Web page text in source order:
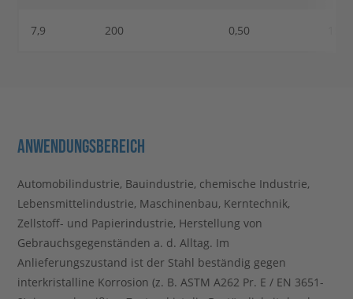
7,9 200 0,50
ANWENDUNGSBEREICH
Automobilindustrie, Bauindustrie, chemische Industrie,
Lebensmittelindustrie, Maschinenbau, Kerntechnik,
Zellstoff- und Papierindustrie, Herstellung von
Gebrauchsgegenständen a. d. Alltag. Im
Anlieferungszustand ist der Stahl beständig gegen
interkristalline Korrosion (z. B. ASTM A262 Pr. E / EN 3651-